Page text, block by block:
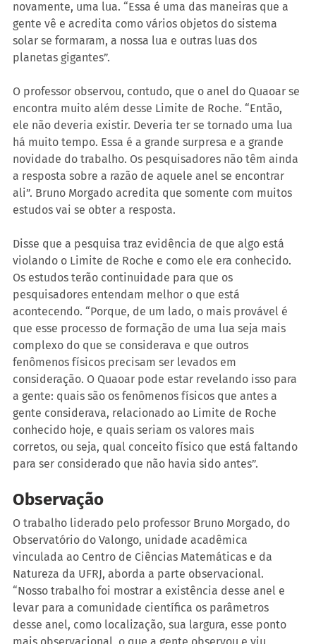
novamente, uma lua. “Essa é uma das maneiras que a
gente vê e acredita como vários objetos do sistema
solar se formaram, a nossa lua e outras luas dos
planetas gigantes”.
O professor observou, contudo, que o anel do Quaoar se
encontra muito além desse Limite de Roche. “Então,
ele não deveria existir. Deveria ter se tornado uma lua
há muito tempo. Essa é a grande surpresa e a grande
novidade do trabalho. Os pesquisadores não têm ainda
a resposta sobre a razão de aquele anel se encontrar
ali”. Bruno Morgado acredita que somente com muitos
estudos vai se obter a resposta.
Disse que a pesquisa traz evidência de que algo está
violando o Limite de Roche e como ele era conhecido.
Os estudos terão continuidade para que os
pesquisadores entendam melhor o que está
acontecendo. “Porque, de um lado, o mais provável é
que esse processo de formação de uma lua seja mais
complexo do que se considerava e que outros
fenômenos físicos precisam ser levados em
consideração. O Quaoar pode estar revelando isso para
a gente: quais são os fenômenos físicos que antes a
gente considerava, relacionado ao Limite de Roche
conhecido hoje, e quais seriam os valores mais
corretos, ou seja, qual conceito físico que está faltando
para ser considerado que não havia sido antes”.
Observação
O trabalho liderado pelo professor Bruno Morgado, do
Observatório do Valongo, unidade acadêmica
vinculada ao Centro de Ciências Matemáticas e da
Natureza da UFRJ, aborda a parte observacional.
“Nosso trabalho foi mostrar a existência desse anel e
levar para a comunidade científica os parâmetros
desse anel, como localização, sua largura, esse ponto